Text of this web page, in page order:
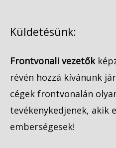
Küldetésünk:
Frontvonali vezetők
révén hozzá kívánunk
cégek frontvonalán
tevékenykedjenek, akik
emberségesek!